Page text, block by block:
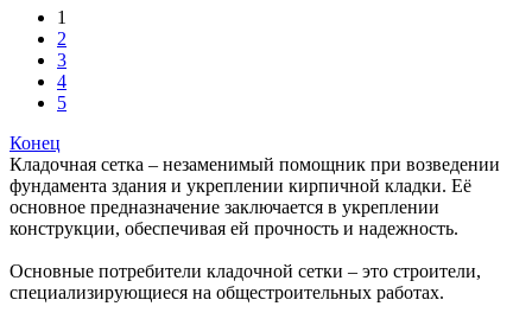
1
2
3
4
5
Конец
Кладочная сетка – незаменимый помощник при возведении
фундамента здания и укреплении кирпичной кладки. Её
основное предназначение заключается в укреплении
конструкции, обеспечивая ей прочность и надежность.
Основные потребители кладочной сетки – это строители,
специализирующиеся на общестроительных работах.